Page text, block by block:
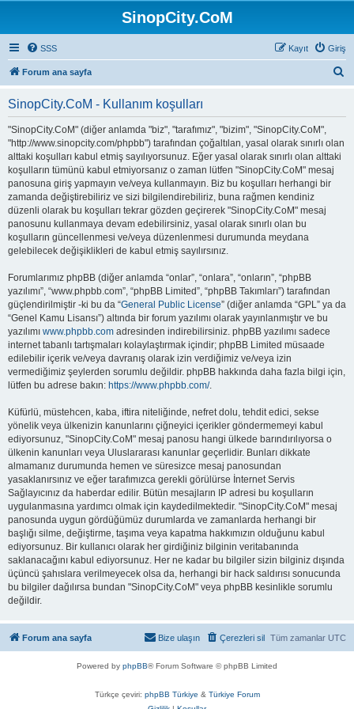
SinopCity.CoM
SSS Giriş
Kayıt
Forum ana sayfa
SinopCity.CoM - Kullanım koşulları
"SinopCity.CoM" (diğer anlamda "biz", "tarafımız", "bizim", "SinopCity.CoM",
"http://www.sinopcity.com/phpbb") tarafından çoğaltılan, yasal olarak sınırlı olan
alttaki koşulları kabul etmiş sayılıyorsunuz. Eğer yasal olarak sınırlı olan alttaki
koşulların tümünü kabul etmiyorsanız o zaman lütfen "SinopCity.CoM" mesaj
panosuna giriş yapmayın ve/veya kullanmayın. Biz bu koşulları herhangi bir
zamanda değiştirebiliriz ve sizi bilgilendirebiliriz, buna rağmen kendiniz
düzenli olarak bu koşulları tekrar gözden geçirerek "SinopCity.CoM" mesaj
panosunu kullanmaya devam edebilirsiniz, yasal olarak sınırlı olan bu
koşulların güncellenmesi ve/veya düzenlenmesi durumunda meydana
gelebilecek değişiklikleri de kabul etmiş sayılırsınız.
Forumlarımız phpBB (diğer anlamda “onlar”, “onlara”, “onların”, “phpBB
yazılımı”, “www.phpbb.com”, “phpBB Limited”, “phpBB Takımları”) tarafından
güçlendirilmiştir -ki bu da “General Public License” (diğer anlamda “GPL” ya da
“Genel Kamu Lisansı”) altında bir forum yazılımı olarak yayınlanmıştır ve bu
yazılımı www.phpbb.com adresinden indirebilirsiniz. phpBB yazılımı sadece
internet tabanlı tartışmaları kolaylaştırmak içindir; phpBB Limited müsaade
edilebilir içerik ve/veya davranış olarak izin verdiğimiz ve/veya izin
vermediğimiz şeylerden sorumlu değildir. phpBB hakkında daha fazla bilgi için,
lütfen bu adrese bakın: https://www.phpbb.com/.
Küfürlü, müstehcen, kaba, iftira niteliğinde, nefret dolu, tehdit edici, sekse
yönelik veya ülkenizin kanunlarını çiğneyici içerikler göndermemeyi kabul
ediyorsunuz, "SinopCity.CoM" mesaj panosu hangi ülkede barındırılıyorsa o
ülkenin kanunları veya Uluslararası kanunlar geçerlidir. Bunları dikkate
almamanız durumunda hemen ve süresizce mesaj panosundan
yasaklanırsınız ve eğer tarafımızca gerekli görülürse İnternet Servis
Sağlayıcınız da haberdar edilir. Bütün mesajların IP adresi bu koşulların
uygulanmasına yardımcı olmak için kaydedilmektedir. "SinopCity.CoM" mesaj
panosunda uygun gördüğümüz durumlarda ve zamanlarda herhangi bir
başlığı silme, değiştirme, taşıma veya kapatma hakkımızın olduğunu kabul
ediyorsunuz. Bir kullanıcı olarak her girdiğiniz bilginin veritabanında
saklanacağını kabul ediyorsunuz. Her ne kadar bu bilgiler sizin bilginiz dışında
üçüncü şahıslara verilmeyecek olsa da, herhangi bir hack saldırısı sonucunda
bu bilgiler dağılırsa bundan "SinopCity.CoM" veya phpBB kesinlikle sorumlu
değildir.
Forum ana sayfa Tüm zamanlar UTC
Çerezleri sil
Bize ulaşın
Powered by phpBB® Forum Software © phpBB Limited
Türkçe çeviri: phpBB Türkiye & Türkiye Forum